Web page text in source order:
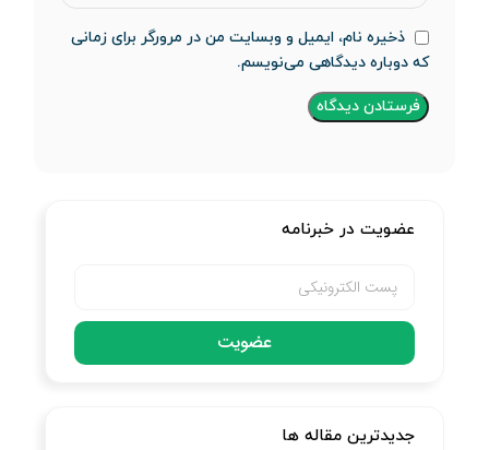
ذخیره نام، ایمیل و وبسایت من در مرورگر برای زمانی
که دوباره دیدگاهی می‌نویسم.
عضویت در خبرنامه
عضویت
جدیدترین مقاله ها